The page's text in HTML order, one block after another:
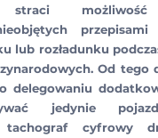
straci możliwość
lub rozładunku
Od tego
delegowaniu
jedynie
cyfrowy